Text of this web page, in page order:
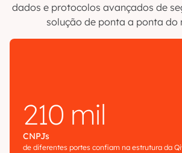
dados e protocolos avançados de
solução de ponta a ponta do
210 mil
CNPJs
de diferentes portes confiam na estrutura da